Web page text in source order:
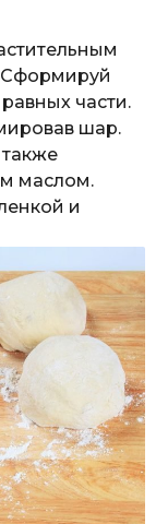
Сформируй
части.
шар.
маслом.
и